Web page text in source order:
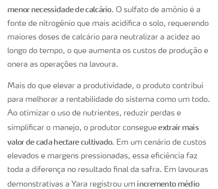
menor necessidade de calcário. O sulfato de amônio é a
fonte de nitrogênio que mais acidifica o solo, requerendo
maiores doses de calcário para neutralizar a acidez ao
longo do tempo, o que aumenta os custos de produção e
onera as operações na lavoura.
Mais do que elevar a produtividade, o produto contribui
para melhorar a rentabilidade do sistema como um todo.
Ao otimizar o uso de nutrientes, reduzir perdas e
simplificar o manejo, o produtor consegueextrair mais
valor de cada hectare cultivado. Em um cenário de custos
elevados e margens pressionadas, essa eficiência faz
toda a diferença no resultado final da safra. Em lavouras
demonstrativas a Yara registrou um incremento médio